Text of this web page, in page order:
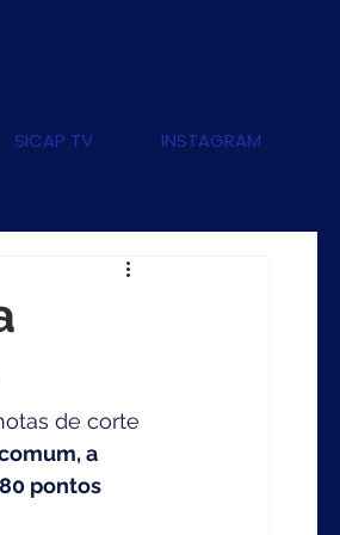
SICAP TV INSTAGRAM
de corte
a
pontos